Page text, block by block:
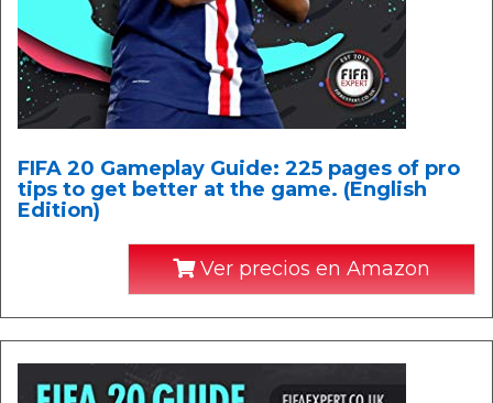
FIFA 20 Gameplay Guide: 225 pages of pro
tips to get better at the game. (English
Edition)
Ver precios en Amazon